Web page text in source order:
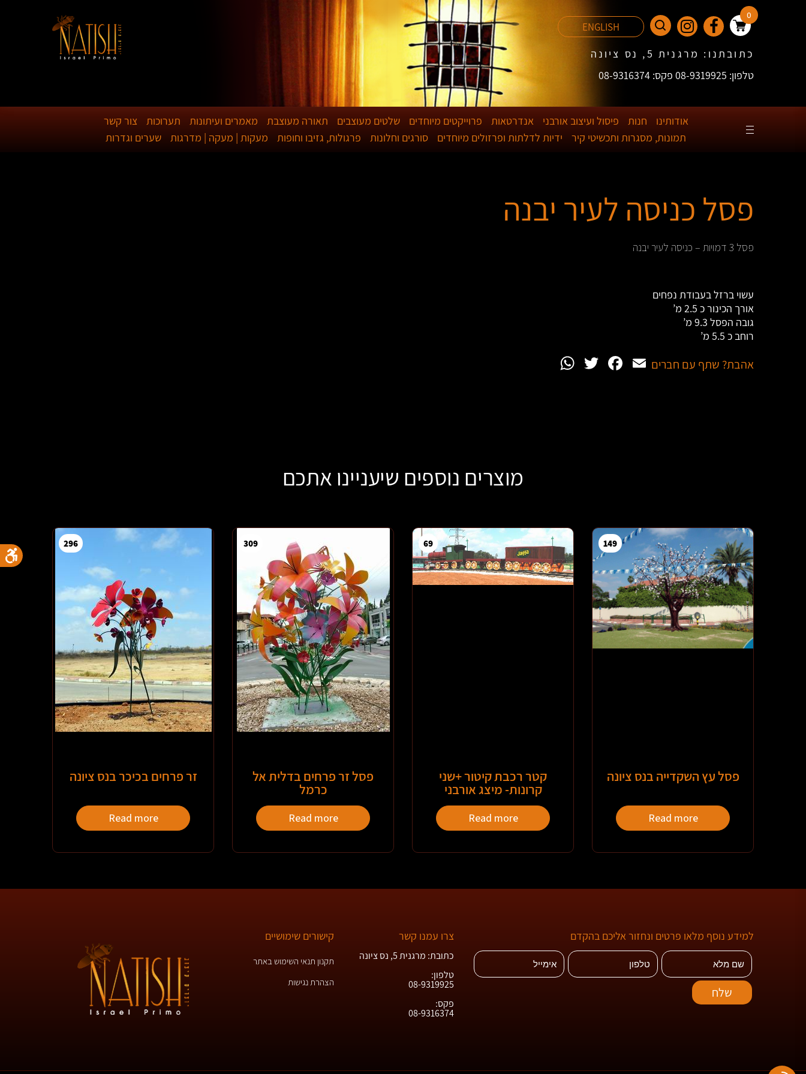
0
ENGLISH
כתובתנו: מרגנית 5, נס ציונה
טלפון: 08-9319925 פקס: 08-9316374
אודותינו חנות פיסול ועיצוב אורבני אנדרטאות פרוייקטים מיוחדים שלטים מעוצבים תאורה מעוצבת מאמרים ועיתונות תערוכות
צור קשר
תמונות, מסגרות ותכשיטי קיר
ידיות לדלתות ופרזולים מיוחדים סורגים וחלונות פרגולות, גזיבו וחופות מעקות | מעקה | מדרגות שערים וגדרות
פסל כניסה לעיר יבנה
פסל 3 דמויות – כניסה לעיר יבנה
עשוי ברזל בעבודת נפחים
אורך הכינור כ 2.5 מ’
גובה הפסל 9.3 מ’
רוחב כ 5.5 מ’
אהבת? שתף עם חברים Email
Facebook
Twitter
מוצרים נוספים שיעניינו אתכם
149
פסל עץ השקדייה בנס ציונה
Read more
69
קטר רכבת קיטור +שני
קרונות- מיצג אורבני
Read more
309
פסל זר פרחים בדלית אל
כרמל
Read more
296
זר פרחים בכיכר בנס ציונה
Read more
למידע נוסף מלאו פרטים ונחזור אליכם בהקדם צרו עמנו קשר
כתובת: מרגנית 5, נס ציונה
טלפון:
08-9319925
פקס:
08-9316374
קישורים שימושיים
תקנון תנאי השימוש באתר
הצהרת נגישות